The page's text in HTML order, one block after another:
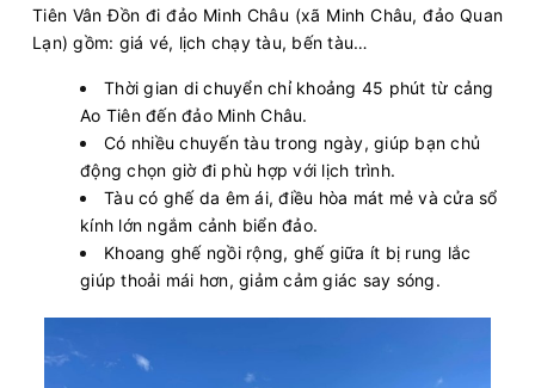
Tiên Vân Đồn đi đảo Minh Châu (xã Minh Châu, đảo Quan
Lạn) gồm: giá vé, lịch chạy tàu, bến tàu…
Thời gian di chuyển chỉ khoảng 45 phút từ cảng
Ao Tiên đến đảo Minh Châu.
Có nhiều chuyến tàu trong ngày, giúp bạn chủ
động chọn giờ đi phù hợp với lịch trình.
Tàu có ghế da êm ái, điều hòa mát mẻ và cửa sổ
kính lớn ngắm cảnh biển đảo.
Khoang ghế ngồi rộng, ghế giữa ít bị rung lắc
giúp thoải mái hơn, giảm cảm giác say sóng.